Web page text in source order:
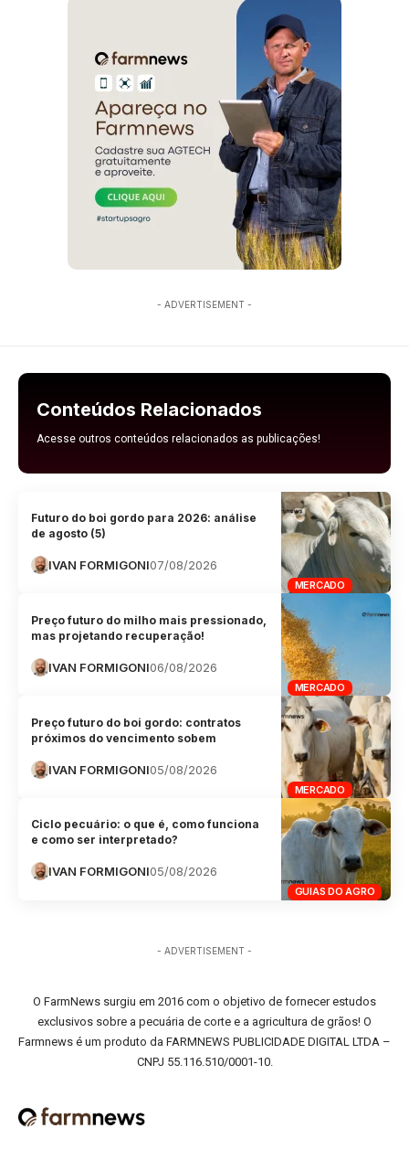
- ADVERTISEMENT -
Conteúdos Relacionados
Acesse outros conteúdos relacionados as publicações!
MERCADO
Futuro do boi gordo para 2026: análise
de agosto (5)
IVAN FORMIGONI07/08/2026
MERCADO
Preço futuro do milho mais pressionado,
mas projetando recuperação!
IVAN FORMIGONI06/08/2026
MERCADO
Preço futuro do boi gordo: contratos
próximos do vencimento sobem
IVAN FORMIGONI05/08/2026
GUIAS DO AGRO
Ciclo pecuário: o que é, como funciona
e como ser interpretado?
IVAN FORMIGONI05/08/2026
- ADVERTISEMENT -
O FarmNews surgiu em 2016 com o objetivo de fornecer estudos
exclusivos sobre a pecuária de corte e a agricultura de grãos! O
Farmnews é um produto da FARMNEWS PUBLICIDADE DIGITAL LTDA –
CNPJ 55.116.510/0001-10.